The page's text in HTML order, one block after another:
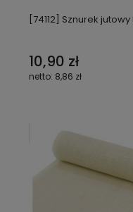
[74112] Sznurek
10,90 zł
8,86 zł